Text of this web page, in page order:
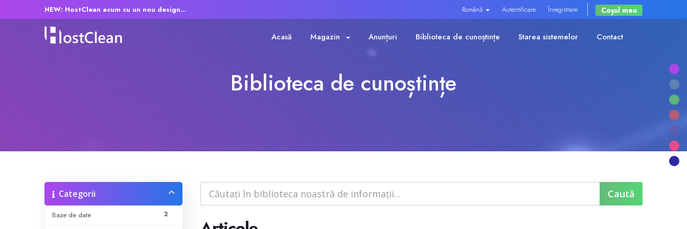
NEW: HostClean acum cu un nou design... Română Autentificare Înregistrare Coșul meu
Acasă Magazin Anunțuri Biblioteca de cunoștințe Starea sistemelor Contact
Biblioteca de cunoștințe
Categorii
2
Baze de date